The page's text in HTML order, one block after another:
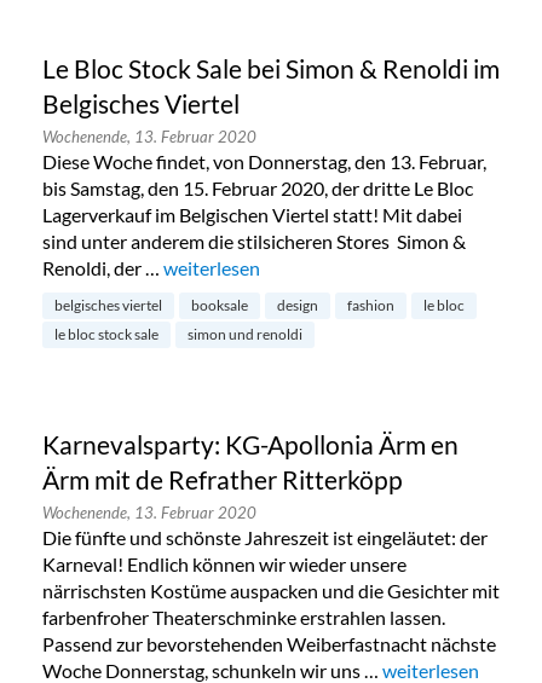
Le Bloc Stock Sale bei Simon & Renoldi im
Belgisches Viertel
Wochenende, 13. Februar 2020
Diese Woche findet, von Donnerstag, den 13. Februar,
bis Samstag, den 15. Februar 2020, der dritte Le Bloc
Lagerverkauf im Belgischen Viertel statt! Mit dabei
sind unter anderem die stilsicheren Stores Simon &
Renoldi, der … „Le Bloc Stock Sale bei Simon & Renoldi im
weiterlesen
belgisches viertel booksale design fashion
le bloc
le bloc stock sale
simon und renoldi
Karnevalsparty: KG-Apollonia Ärm en
Ärm mit de Refrather Ritterköpp
Wochenende, 13. Februar 2020
Die fünfte und schönste Jahreszeit ist eingeläutet: der
Karneval! Endlich können wir wieder unsere
närrischsten Kostüme auspacken und die Gesichter mit
farbenfroher Theaterschminke erstrahlen lassen.
Passend zur bevorstehenden Weiberfastnacht nächste
Woche Donnerstag, schunkeln wir uns … „Karnevalsparty:
weiterlesen